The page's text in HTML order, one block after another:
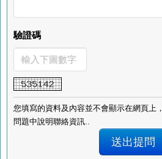
驗證碼
您填寫的資料及內容並不會顯示在網頁上
問題中說明聯絡資訊..